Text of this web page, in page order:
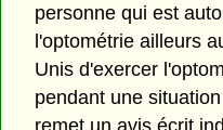
personne qui est
l'optométrie ailleurs
Unis d'exercer
pendant une
remet un avis écrit